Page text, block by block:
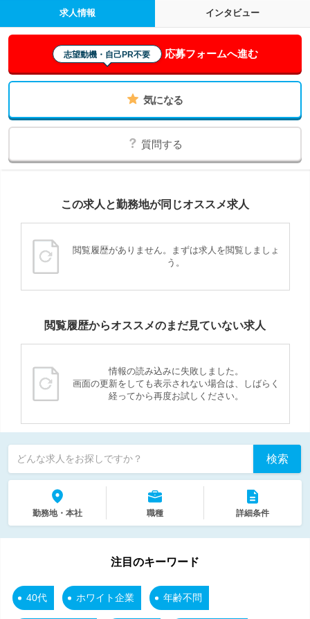
求人情報 インタビュー
志望動機・自己PR不要 応募フォームへ進む
気になる
質問する
この求人と勤務地が同じオススメ求人
閲覧履歴がありません。まずは求人を閲覧しましょ
う。
閲覧履歴からオススメのまだ見ていない求人
情報の読み込みに失敗しました。
画面の更新をしても表示されない場合は、しばらく
経ってから再度お試しください。
どんな求人をお探しですか？ 検索
勤務地・本社 職種 詳細条件
注目のキーワード
40代 ホワイト企業 年齢不問